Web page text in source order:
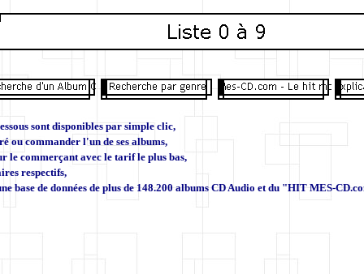
sont disponibles par simple clic,
ou commander l'un de ses albums,
le commerçant avec le tarif le plus bas,
respectifs,
base de données de plus de 148.200 albums CD Audio et du "HIT MES-